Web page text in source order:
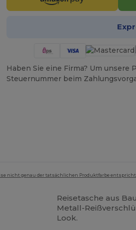
Haben Sie eine Firma? Um
Steuernummer beim
nicht genau der tatsächlichen Produktfarbe entspricht.
Reisetasche aus
Metall-
Look.